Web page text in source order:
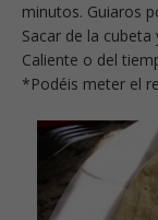
minutos. Guiaros
Sacar de la
Caliente o del
*Podéis meter el